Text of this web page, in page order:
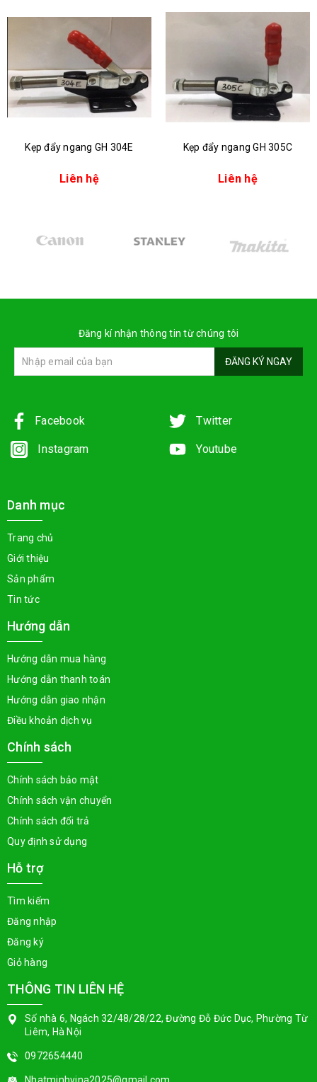
Kẹp đẩy ngang GH 304E
Liên hệ
Kẹp đẩy ngang GH 305C
Liên hệ
Đăng kí nhận thông tin từ chúng tôi
ĐĂNG KÝ NGAY
Facebook Twitter
Instagram Youtube
Danh mục
Trang chủ
Giới thiệu
Sản phẩm
Tin tức
Hướng dẫn
Hướng dẫn mua hàng
Hướng dẫn thanh toán
Hướng dẫn giao nhận
Điều khoản dịch vụ
Chính sách
Chính sách bảo mật
Chính sách vận chuyển
Chính sách đổi trả
Quy định sử dụng
Hỗ trợ
Tìm kiếm
Đăng nhập
Đăng ký
Giỏ hàng
THÔNG TIN LIÊN HỆ
Số nhà 6, Ngách 32/48/28/22, Đường Đỗ Đức Dục, Phường Từ
Liêm, Hà Nội
0972654440